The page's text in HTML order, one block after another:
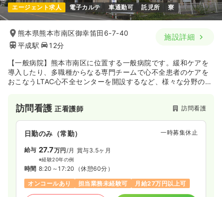
エージェント求人 電子カルテ 車通勤可 託児所 寮
熊本県熊本市南区御幸笛田6-7-40
平成駅
12分
施設詳細
【一般病院】熊本市南区に位置する一般病院です。緩和ケアを
導入したり、多職種からなる専門チームで心不全患者のケアを
おこなうLTAC心不全センターを開設するなど、様々な分野の医
通院が困難な方に対しては訪問サービスを提供しており、患者
様一人ひとりに寄り添った医療を心がけています。
訪問看護正看護師 訪問看護
日勤のみ（常勤） 一時募集休止
給与 27.7万円/月 賞与3.5ヶ月
※経験20年の例
時間 8:20～17:20 （休憩60分）
オンコールあり
担当業務未経験可 月給27万円以上可